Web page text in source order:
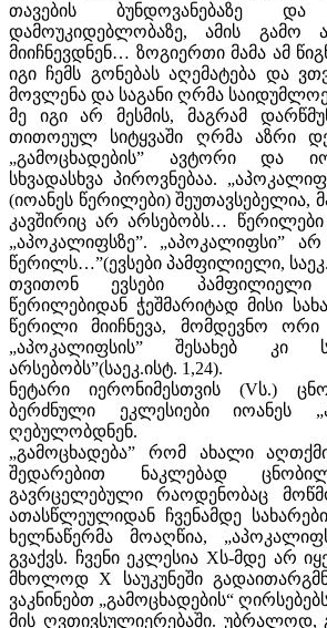
თავების ბუნდოვანებაზე და
დამოუკიდებლობაზე, ამის გამო
მიიჩნევდნენ… ზოგიერთი მამა ამ
იგი ჩემს გონებას აღემატება და
მოვლენა და საგანი ღრმა
მე იგი არ მესმის, მაგრამ
თითოეულ სიტყვაში ღრმა აზრი
„გამოცხადების” ავტორი და
სხვადასხვა პიროვნებაა.
(იოანეს წერილები) შეუთავსებელია,
კავშირიც არ არსებობს…
„აპოკალიფსზე”. „აპოკალიფსი”
წერილს…”(ევსები პამფილიელი, საეკ.
თვითონ ევსები პამფილიელი
წერილებიდან ჭეშმარიტად მისი
წერილი მიიჩნევა, მომდევნო ორი
„აპოკალიფსის” შესახებ კი
არსებობს”(საეკ.ისტ. 1,24).
ნეტარი იერონიმესთვის (Vს.)
ბერძნული ეკლესიები იოანეს
ღებულობდნენ.
„გამოცხადება” რომ ახალი
შედარებით ნაკლებად
გავრცელებული რაოდენობაც
ათასწლეულიდან ჩვენამდე
ხელნაწერმა მოაღწია,
გვაქვს. ჩვენი ეკლესია Xს-მდე არ
მხოლოდ X საუკუნეში
ვაკნინებთ „გამოცხადების“
მის ღვთივსულიერებაში. უბრალოდ,